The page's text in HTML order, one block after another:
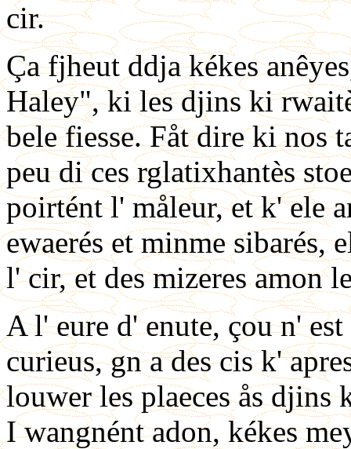
cir.
Ça fjheut ddja kékes
Haley", ki les djins ki
bele fiesse. Fåt dire ki nos
peu di ces rglatixhantès
poirtént l' måleur, et k' ele
ewaerés et minme sibarés,
l' cir, et des mizeres amon
A l' eure d' enute, çou n'
curieus, gn a des cis k'
louwer les plaeces ås
I wangnént adon, kékes